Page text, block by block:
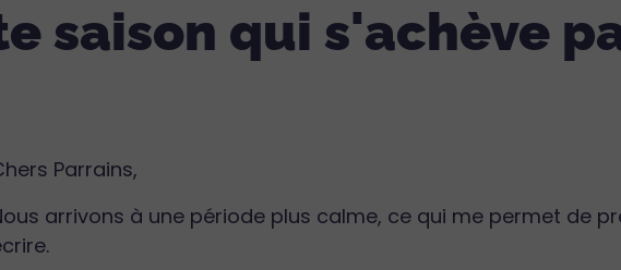
saison qui s'achève
Parrains,
arrivons à une période plus calme, ce qui me permet de